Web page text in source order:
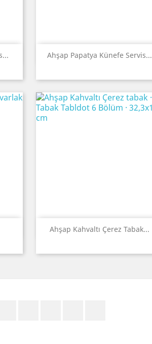
Ahşap Papatya Künefe Servis...
Quick view
Ahşap Kahvaltı Çerez Tabak...
Quick view